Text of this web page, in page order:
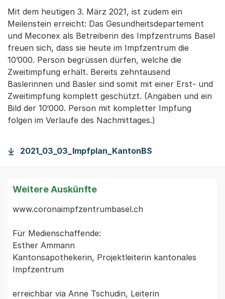
Mit dem heutigen 3. März 2021, ist zudem ein
Meilenstein erreicht: Das Gesundheitsdepartement
und Meconex als Betreiberin des Impfzentrums Basel
freuen sich, dass sie heute im Impfzentrum die
10’000. Person begrüssen dürfen, welche die
Zweitimpfung erhält. Bereits zehntausend
Baslerinnen und Basler sind somit mit einer Erst- und
Zweitimpfung komplett geschützt. (Angaben und ein
Bild der 10‘000. Person mit kompletter Impfung
folgen im Verlaufe des Nachmittages.)
2021_03_03_Impfplan_KantonBS
Weitere Auskünfte
www.coronaimpfzentrumbasel.ch
Für Medienschaffende:
Esther Ammann
Kantonsapothekerin, Projektleiterin kantonales
Impfzentrum
erreichbar via Anne Tschudin, Leiterin